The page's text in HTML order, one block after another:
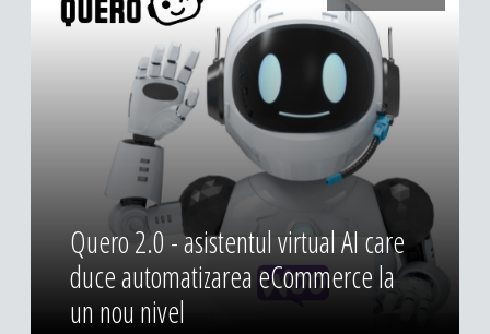
Quero 2.0 - asistentul virtual AI care
duce automatizarea eCommerce la
un nou nivel